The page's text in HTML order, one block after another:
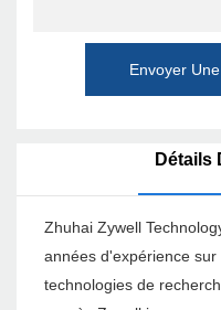
Envoyer
Détails
Zhuhai Zywell
années d'expérience
technologies de